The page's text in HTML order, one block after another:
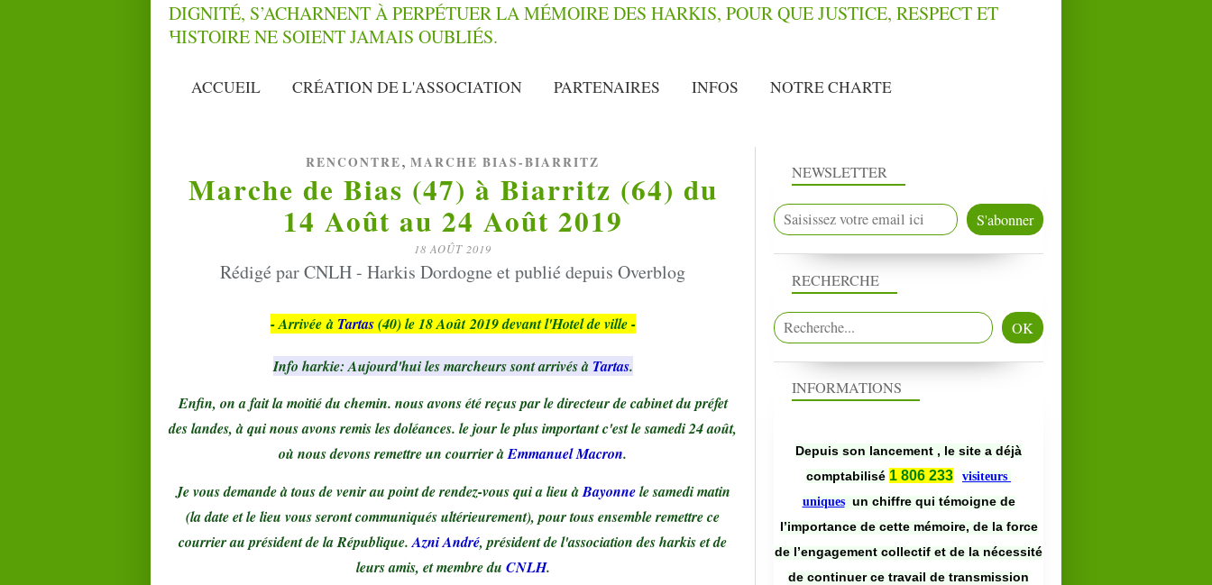
ACCUEIL CRÉATION DE L'ASSOCIATION PARTENAIRES INFOS NOTRE CHARTE
RENCONTRE, MARCHE BIAS-BIARRITZ
Marche de Bias (47) à Biarritz (64) du
14 Août au 24 Août 2019
18 AOÛT 2019
Rédigé par CNLH - Harkis Dordogne et publié depuis Overblog
- Arrivée à Tartas(40) le 18Août2019 devant l'Hotel de ville -
Info harkie: Aujourd'hui les marcheurs sont arrivés à Tartas.
Enfin, on a fait la moitié du chemin. nous avons été reçus par le directeur de cabinet du préfet
des landes, à qui nous avons remis les doléances. le jour le plus important c'est le samedi 24 août,
où nous devons remettre un courrier àEmmanuel Macron.
Je vous demande à tous de venir au point de rendez-vous qui a lieu àBayonnele samedi matin
(la date et le lieu vous seront communiqués ultérieurement), pour tous ensemble remettre ce
courrier au président de la République.Azni André, président de l'association des harkis et de
leurs amis, et membre du CNLH.
NEWSLETTER
RECHERCHE
INFORMATIONS
Depuis son lancement , le site a déjà
comptabilisé 1 806 233
visiteurs
uniques un chiffre qui témoigne de
l’importance de cette mémoire, de la force
de l’engagement collectif et de la nécessité
de continuer ce travail de transmission